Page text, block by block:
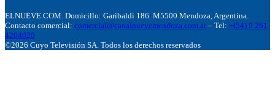
ELNUEVE.COM. Domicillo: Garibaldi 186. M5500 Mendoza, Argentina.
Contacto comercial: comercial@canalnuevemendoza.com.ar – Tel: +(54) 9 261
4204020
©2026 Cuyo Televisión SA. Todos los derechos reservados